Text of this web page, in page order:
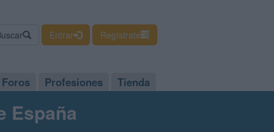
Entrar Regístrate
Foros Profesiones Tienda
España